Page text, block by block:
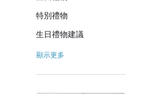
特別禮物
生日禮物建議
顯示更多